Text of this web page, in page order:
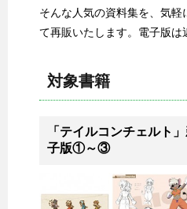
そんな人気の資料集を、気軽
て再販いたします。電子版は
対象書籍
「テイルコンチェルト
子版①～③